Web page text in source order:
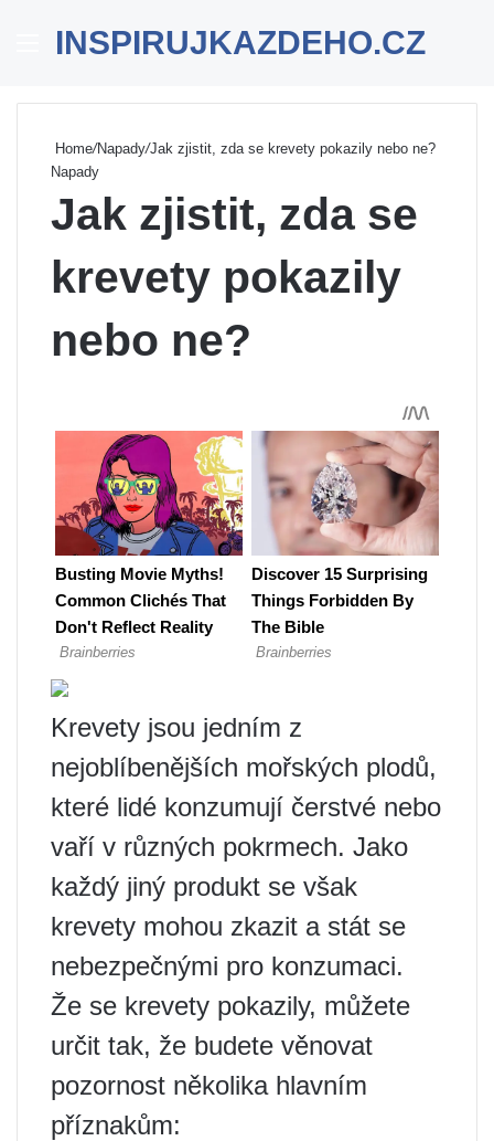
Menu
INSPIRUJKAZDEHO.CZ
Home/Napady/Jak zjistit, zda se krevety pokazily nebo ne?
Napady
Jak zjistit, zda se
krevety pokazily
nebo ne?
Krevety jsou jedním z
nejoblíbenějších mořských plodů,
které lidé konzumují čerstvé nebo
vaří v různých pokrmech. Jako
každý jiný produkt se však
krevety mohou zkazit a stát se
nebezpečnými pro konzumaci.
Že se krevety pokazily, můžete
určit tak, že budete věnovat
pozornost několika hlavním
příznakům: